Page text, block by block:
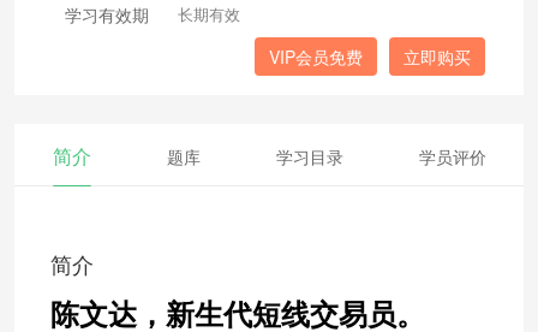
学习有效期 长期有效
立即购买
VIP会员免费
简介 题库 学习目录 学员评价
简介
陈文达，新生代短线交易员。